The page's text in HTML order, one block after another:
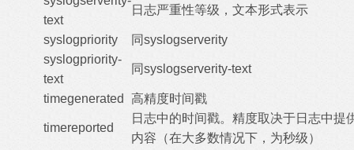
text
日志严重性等级，文本形式表示
syslogpriority
同syslogserverity
syslogpriority-
text
同syslogserverity-text
timegenerated 高精度时间戳
timereported
日志中的时间戳。精度取决于日志中提
内容（在大多数情况下，为秒级）